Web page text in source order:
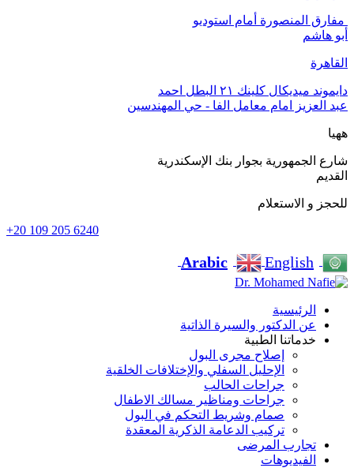
‏ مفارق المنصورة أمام استوديو
أبو هاشم
القاهرة
دايموند ميديكال كلينك ٢١ البطل احمد
عبد العزيز امام معامل الفا - حي المهندسين
ههيا
شارع الجمهورية بجوار بنك الإسكندرية
القديم
للحجز و الاستعلام
+20 109 205 6240
Arabic English
الرئيسية
عن الدكتور والسيرة الذاتية
خدماتنا الطبية
إصلاح مجرى البول
الإحليل السفلي والإختلافات الخلقية
جراحات الحالب
جراحات ومناظير مسالك الاطفال
صمام وشريط التحكم في البول
تركيب الدعامة الذكرية المعقدة
تجارب المرضى
الفيديوهات